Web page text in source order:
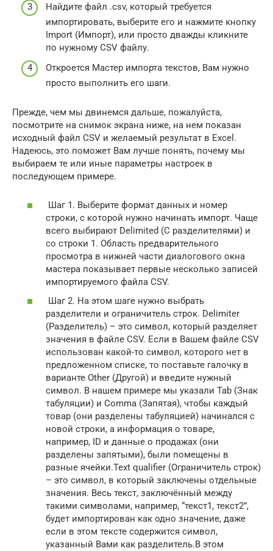
Найдите файл .csv, который требуется
импортировать, выберите его и нажмите кнопку
Import (Импорт), или просто дважды кликните
по нужному CSV файлу.
Откроется Мастер импорта текстов, Вам нужно
просто выполнить его шаги.
Прежде, чем мы двинемся дальше, пожалуйста,
посмотрите на снимок экрана ниже, на нем показан
исходный файл CSV и желаемый результат в Excel.
Надеюсь, это поможет Вам лучше понять, почему мы
выбираем те или иные параметры настроек в
последующем примере.
Шаг 1. Выберите формат данных и номер
строки, с которой нужно начинать импорт. Чаще
всего выбирают Delimited (С разделителями) и
со строки 1. Область предварительного
просмотра в нижней части диалогового окна
мастера показывает первые несколько записей
импортируемого файла CSV.
Шаг 2. На этом шаге нужно выбрать
разделители и ограничитель строк. Delimiter
(Разделитель) – это символ, который разделяет
значения в файле CSV. Если в Вашем файле CSV
использован какой-то символ, которого нет в
предложенном списке, то поставьте галочку в
варианте Other (Другой) и введите нужный
символ. В нашем примере мы указали Tab (Знак
табуляции) и Comma (Запятая), чтобы каждый
товар (они разделены табуляцией) начинался с
новой строки, а информация о товаре,
например, ID и данные о продажах (они
разделены запятыми), были помещены в
разные ячейки.Text qualifier (Ограничитель строк)
– это символ, в который заключены отдельные
значения. Весь текст, заключённый между
такими символами, например, “текст1, текст2”,
будет импортирован как одно значение, даже
если в этом тексте содержится символ,
указанный Вами как разделитель.В этом